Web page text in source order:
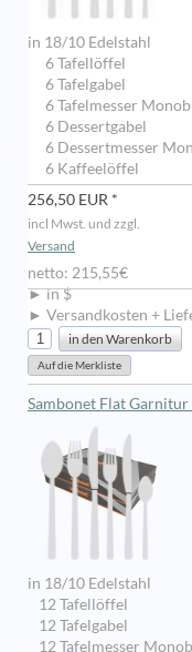
in 18/10 Edelstahl
6 Tafellöffel
6 Tafelgabel
6 Tafelmesser
6 Dessertgabel
6 Dessertmesser
6 Kaffeelöffel
256,50 EUR *
incl Mwst. und zzgl.
Versand
netto: 215,55€
► in $
► Versandkosten +
Sambonet Flat
in 18/10 Edelstahl
12 Tafellöffel
12 Tafelgabel
12 Tafelmesser